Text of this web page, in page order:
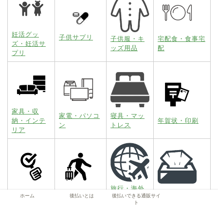
妊活グッ
ズ・妊活サ
プリ
子供サプリ
子供服・キ
ッズ用品
宅配食・食事宅
配
家具・収
納・インテ
リア
家電・パソコ
ン
寝具・マッ
トレス
年賀状・印刷
性病検査キ
旅行・国内旅
旅行・海外
旅行・宿泊
日用品・生活雑
ホーム 後払いとは
後払いできる通販サイ
ト